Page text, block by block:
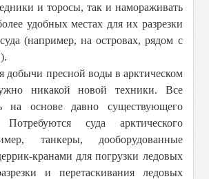
и торосы, так и намораживать
удобных местах для их разрезки
(например, на островах, рядом с
добычи пресной воды в арктическом
никакой новой техники. Все
на основе давно существующего
Потребуются суда арктического
танкеры, дооборудованные
кранами для погрузки ледовых
и перетаскивания ледовых